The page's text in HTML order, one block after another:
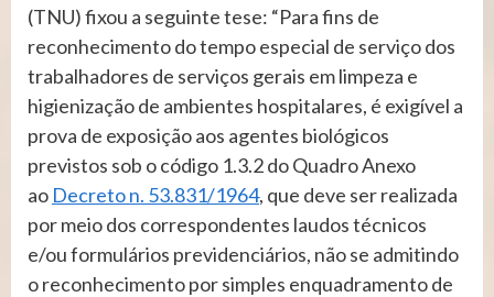
(TNU) fixou a seguinte tese: “Para fins de
reconhecimento do tempo especial de serviço dos
trabalhadores de serviços gerais em limpeza e
higienização de ambientes hospitalares, é exigível a
prova de exposição aos agentes biológicos
previstos sob o código 1.3.2 do Quadro Anexo
ao Decreto n. 53.831/1964, que deve ser realizada
por meio dos correspondentes laudos técnicos
e/ou formulários previdenciários, não se admitindo
o reconhecimento por simples enquadramento de